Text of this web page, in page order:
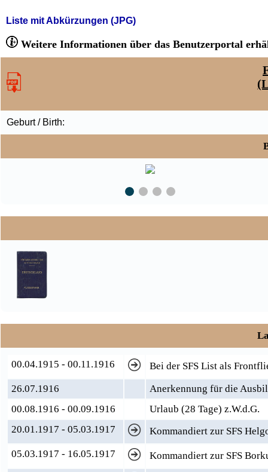
Liste mit Abkürzungen (JPG)
Weitere Informationen über das Benutzerportal
Geburt / Birth:
00.04.1915 - 00.11.1916
Bei der SFS List als
26.07.1916
Anerkennung für die
00.08.1916 - 00.09.1916
Urlaub (28 Tage) z.W.d.G.
20.01.1917 - 05.03.1917
Kommandiert zur SFS
05.03.1917 - 16.05.1917
Kommandiert zur SFS